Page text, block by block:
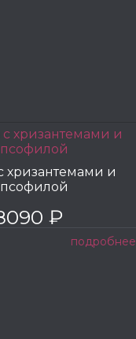
хризантемами и
₽
подробнее